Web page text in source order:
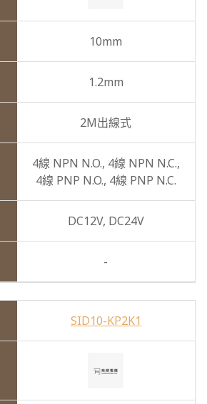
10mm
1.2mm
2M出線式
4線 NPN N.O., 4線 NPN N.C.,
4線 PNP N.O., 4線 PNP N.C.
DC12V, DC24V
-
SID10-KP2K1